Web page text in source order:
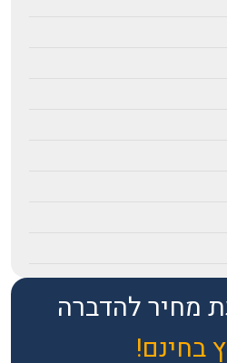
מחיר להדברה
בחינם!